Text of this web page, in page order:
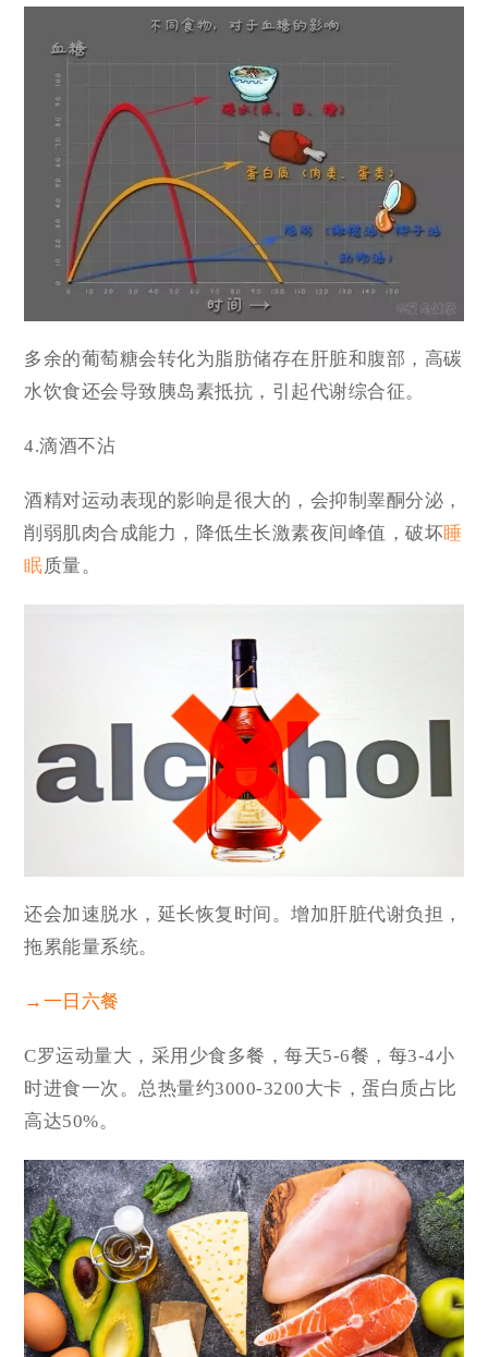
多余的葡萄糖会转化为脂肪储存在肝脏和腹部，高碳
水饮食还会导致胰岛素抵抗，引起代谢综合征。
4.滴酒不沾
酒精对运动表现的影响是很大的，会抑制睾酮分泌，
削弱肌肉合成能力，降低生长激素夜间峰值，破坏睡
眠质量。
还会加速脱水，延长恢复时间。增加肝脏代谢负担，
拖累能量系统。
→一日六餐
C罗运动量大，采用少食多餐，每天5-6餐，每3-4小
时进食一次。总热量约3000-3200大卡，蛋白质占比
高达50%。